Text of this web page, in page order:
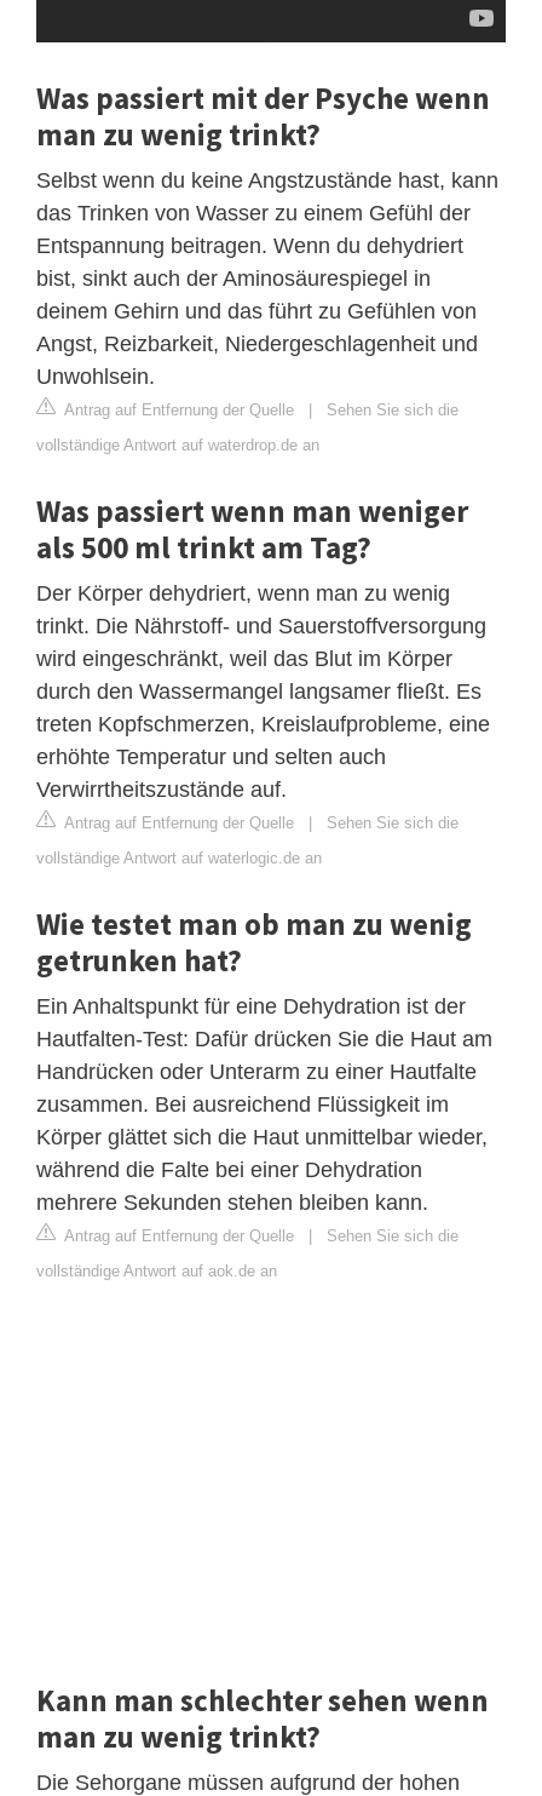
Was passiert mit der Psyche wenn
man zu wenig trinkt?
Selbst wenn du keine Angstzustände hast, kann
das Trinken von Wasser zu einem Gefühl der
Entspannung beitragen. Wenn du dehydriert
bist, sinkt auch der Aminosäurespiegel in
deinem Gehirn und das führt zu Gefühlen von
Angst, Reizbarkeit, Niedergeschlagenheit und
Unwohlsein.
Antrag auf Entfernung der Quelle | Sehen Sie sich die
vollständige Antwort auf waterdrop.de an
Was passiert wenn man weniger
als 500 ml trinkt am Tag?
Der Körper dehydriert, wenn man zu wenig
trinkt. Die Nährstoff- und Sauerstoffversorgung
wird eingeschränkt, weil das Blut im Körper
durch den Wassermangel langsamer fließt. Es
treten Kopfschmerzen, Kreislaufprobleme, eine
erhöhte Temperatur und selten auch
Verwirrtheitszustände auf.
Antrag auf Entfernung der Quelle | Sehen Sie sich die
vollständige Antwort auf waterlogic.de an
Wie testet man ob man zu wenig
getrunken hat?
Ein Anhaltspunkt für eine Dehydration ist der
Hautfalten-Test: Dafür drücken Sie die Haut am
Handrücken oder Unterarm zu einer Hautfalte
zusammen. Bei ausreichend Flüssigkeit im
Körper glättet sich die Haut unmittelbar wieder,
während die Falte bei einer Dehydration
mehrere Sekunden stehen bleiben kann.
Antrag auf Entfernung der Quelle | Sehen Sie sich die
vollständige Antwort auf aok.de an
Kann man schlechter sehen wenn
man zu wenig trinkt?
Die Sehorgane müssen aufgrund der hohen